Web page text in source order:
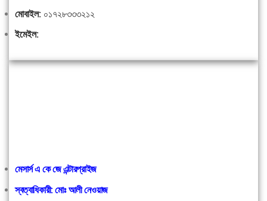
মোবাইল: ০১৭২৮৩৩৩২১২
ইমেইল:
মেসার্স এ কে জে এন্টারপ্রাইজ
স্বত্বাধিকারী: মোঃ আলী নেওয়াজ